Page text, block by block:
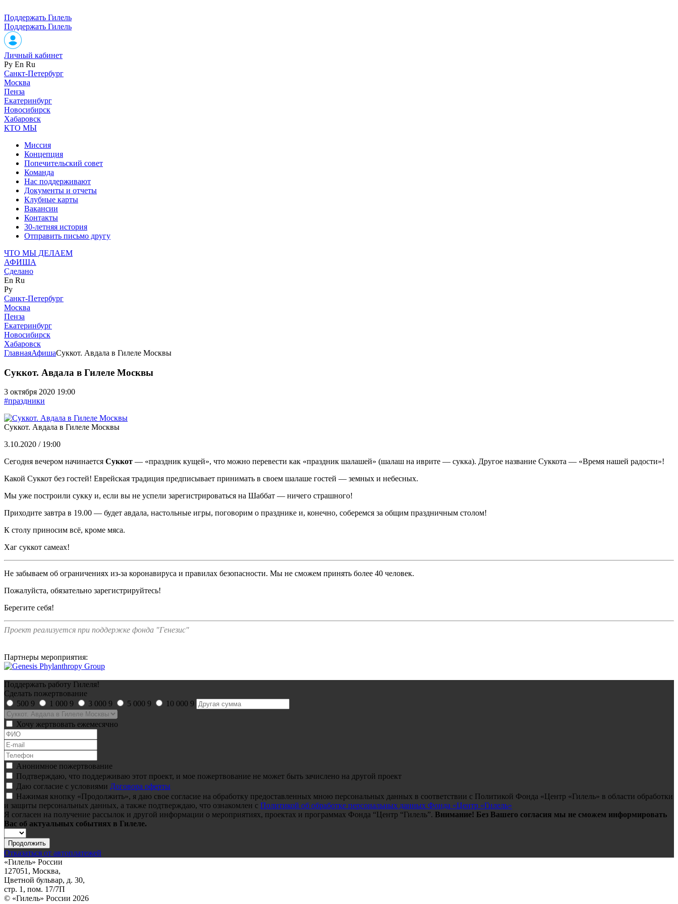
Поддержать Гилель
Поддержать Гилель
Личный кабинет
Ру En Ru
Санкт-Петербург
Москва
Пенза
Екатеринбург
Новосибирск
Хабаровск
КТО МЫ
Миссия
Концепция
Попечительский совет
Команда
Нас поддерживают
Документы и отчеты
Клубные карты
Вакансии
Контакты
30-летняя история
Отправить письмо другу
ЧТО МЫ ДЕЛАЕМ
АФИША
Сделано
En Ru
Ру
Санкт-Петербург
Москва
Пенза
Екатеринбург
Новосибирск
Хабаровск
ГлавнаяАфишаСуккот. Авдала в Гилеле Москвы
Суккот. Авдала в Гилеле Москвы
3 октября 2020 19:00
#праздники
Суккот. Авдала в Гилеле Москвы
3.10.2020 / 19:00
Сегодня вечером начинается Суккот — «праздник кущей», что можно перевести как «праздник шалашей» (шалаш на иврите — сукка). Другое название Суккота — «Время нашей радости»!
Какой Суккот без гостей! Еврейская традиция предписывает принимать в своем шалаше гостей — земных и небесных.
Мы уже построили сукку и, если вы не успели зарегистрироваться на Шаббат — ничего страшного!
Приходите завтра в 19.00 — будет авдала, настольные игры, поговорим о празднике и, конечно, соберемся за общим праздничным столом!
К столу приносим всё, кроме мяса.
Хаг суккот самеах!
Не забываем об ограничениях из-за коронавируса и правилах безопасности. Мы не сможем принять более 40 человек.
Пожалуйста, обязательно зарегистрируйтесь!
Берегите себя!
Проект реализуется при поддержке фонда "Генезис"
Партнеры мероприятия:
Поддержать работу Гилеля!
Сделать пожертвование
500 9 1 000 9 3 000 9 5 000 9 10 000 9
Хочу жертвовать ежемесячно
Анонимное пожертвование
Подтверждаю, что поддерживаю этот проект, и мое пожертвование не может быть зачислено на другой проект
Даю согласие с условиями Договора оферты
Нажимая кнопку «Продолжить», я даю свое согласие на обработку предоставленных мною персональных данных в соответствии с Политикой Фонда «Центр «Гилель» в области обработки
и защиты персональных данных, а также подтверждаю, что ознакомлен с Политикой об обработке персональных данных Фонда «Центр «Гилель»
Я согласен на получение рассылок и другой информации о мероприятиях, проектах и программах Фонда “Центр “Гилель”. Внимание! Без Вашего согласия мы не сможем информировать
Вас об актуальных событиях в Гилеле.
Продолжить
Отказаться от автоплатежей
«Гилель» России
127051, Москва,
Цветной бульвар, д. 30,
стр. 1, пом. 17/7П
© «Гилель» России 2026